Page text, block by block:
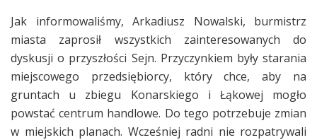
Jak informowaliśmy, Arkadiusz Nowalski, burmistrz
miasta zaprosił wszystkich zainteresowanych do
dyskusji o przyszłości Sejn. Przyczynkiem były starania
miejscowego przedsiębiorcy, który chce, aby na
gruntach u zbiegu Konarskiego i Łąkowej mogło
powstać centrum handlowe. Do tego potrzebuje zmian
w miejskich planach. Wcześniej radni nie rozpatrywali